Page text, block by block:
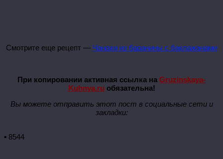
Смотрите еще рецепт — Чанахи из баранины с баклажанами
При копировании активная ссылка на Gruzinskaya-
Kuhnya.ru обязательна!
Вы можете отправить этот пост в социальные сети и
закладки:
▪ 8544